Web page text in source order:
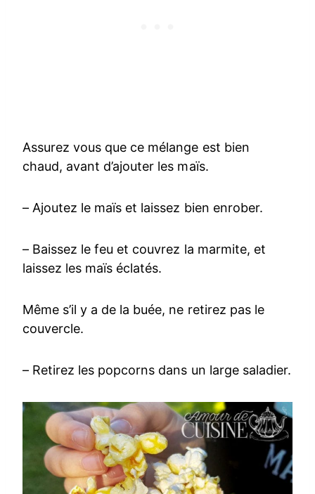
Assurez vous que ce mélange est bien
chaud, avant d’ajouter les maïs.
– Ajoutez le maïs et laissez bien enrober.
– Baissez le feu et couvrez la marmite, et
laissez les maïs éclatés.
Même s’il y a de la buée, ne retirez pas le
couvercle.
– Retirez les popcorns dans un large saladier.